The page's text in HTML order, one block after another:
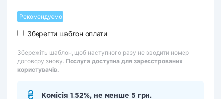
Рекомендуємо
Зберегти шаблон оплати
Збережіть шаблон, щоб наступного разу не вводити номер
договору знову. Послуга доступна для зареєстрованих
користувачів.
Комісія 1.52%, не менше 5 грн.